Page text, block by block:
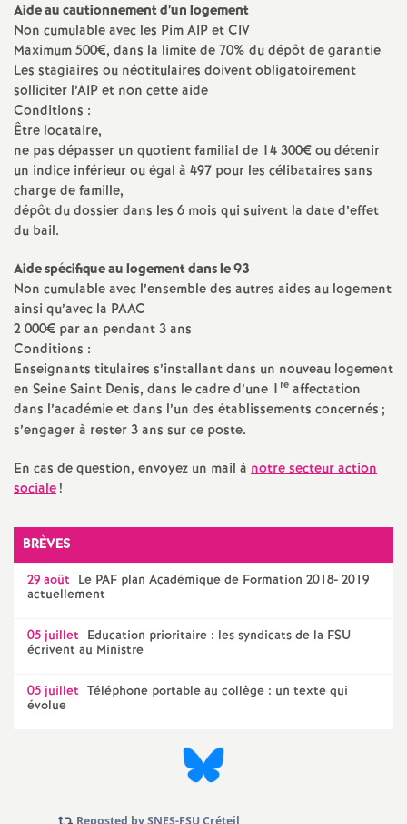
e
e
n
s
e
e
c
o
n
d
Aide au cautionnement d’un logement
Non cumulable avec les PimAIPetCIV
Maximum 500€, dans la limite de 70% du dépôt de garantie
Les stagiaires ou néotitulaires doivent obligatoirement
solliciter l’AIPet non cette aide
Conditions :
Être locataire,
ne pas dépasser un quotient familial de 14 300€ ou détenir
un indice inférieur ou égal à 497 pour les célibataires sans
charge de famille,
dépôt du dossier dans les 6 mois qui suivent la date d’effet
du bail.
Aide spécifique au logement dans le 93
Non cumulable avec l’ensemble des autres aides au logement
ainsi qu’avec la PAAC
2 000€ par an pendant 3 ans
Conditions :
Enseignants titulaires s’installant dans un nouveau logement
en Seine Saint Denis, dans le cadre d’une 1 re affectation
dans l’académie et dans l’un des établissements concernés;
s’engager à rester 3 ans sur ce poste.
En cas de question, envoyez un mail à notre secteur action
sociale!
BRÈVES
29 août Le PAF plan Académique de Formation 2018- 2019
actuellement
05 juillet Education prioritaire : les syndicats de la FSU
écrivent au Ministre
05 juillet Téléphone portable au collège : un texte qui
évolue